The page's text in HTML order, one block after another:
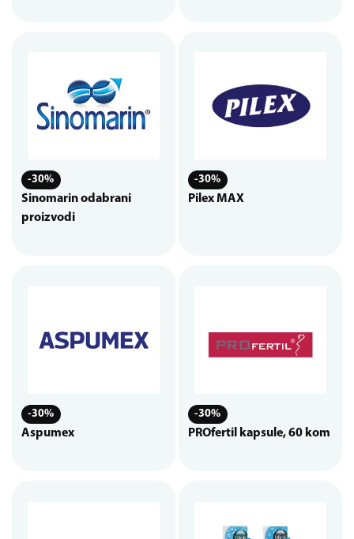
-30%
Sinomarin odabrani
proizvodi
-30%
Pilex MAX
-30%
Aspumex
-30%
PROfertil kapsule, 60 kom